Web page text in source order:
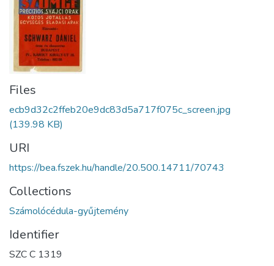
Files
ecb9d32c2ffeb20e9dc83d5a717f075c_screen.jpg
(139.98 KB)
URI
https://bea.fszek.hu/handle/20.500.14711/70743
Collections
Számolócédula-gyűjtemény
Identifier
SZC C 1319